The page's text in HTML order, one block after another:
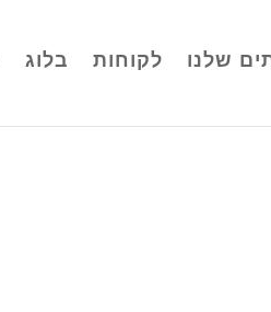
שלנו לקוחות בלוג